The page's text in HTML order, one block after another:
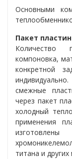
Основными
Пакет пластин
Количество
компоновка,
конкретной
смежные
через пакет
холодный
применения
титана и